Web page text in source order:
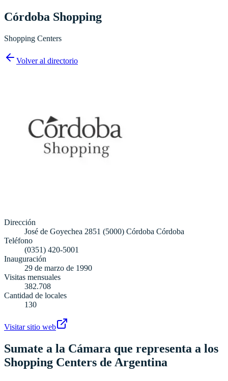
Córdoba Shopping
Shopping Centers
Volver al directorio
Dirección
José de Goyechea 2851 (5000) Córdoba Córdoba
Teléfono
(0351) 420-5001
Inauguración
29 de marzo de 1990
Visitas mensuales
382.708
Cantidad de locales
130
Visitar sitio web
Sumate a la Cámara que representa a los
Shopping Centers de Argentina